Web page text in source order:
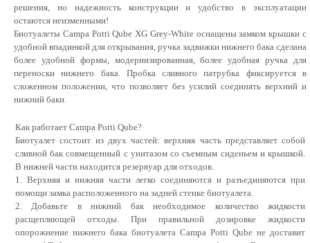
решения, но надежность конструкции и удобство в эксплуатации
остаются неизменными!
Биотуалеты Campa Potti Qube XG Grey-White оснащены замком крышки с
удобной впадинкой для открывания, ручка задвижки нижнего бака сделана
более удобной формы, модернизированная, более удобная ручка для
переноски нижнего бака. Пробка сливного патрубка фиксируется в
сложенном положении, что позволяет без усилий соединять верхний и
нижний баки.
Как работает Campa Potti Qube?
Биотуалет состоит из двух частей: верхняя часть представляет собой
сливной бак совмещенный с унитазом со съемным сиденьем и крышкой.
В нижней части находится резервуар для отходов.
1. Верхняя и нижняя части легко соединяются и разъединяются при
помощи замка расположенного на задней стенке биотуалета.
2. Добавьте в нижний бак необходимое количество жидкости
расщепляющей отходы. При правильной дозировке жидкости
опорожнение нижнего бака биотуалета Campa Potti Qube не доставит